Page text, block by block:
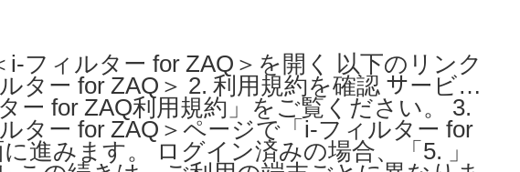
フィルター for ZAQ＞を開く 以下のリンク
ー for ZAQ＞ 2. 利用規約を確認 サービス
ー for ZAQ利用規約」をご覧ください。 3.
ター for ZAQ＞ページで「i-フィルター for
進みます。 ログイン済みの場合、「5. 」